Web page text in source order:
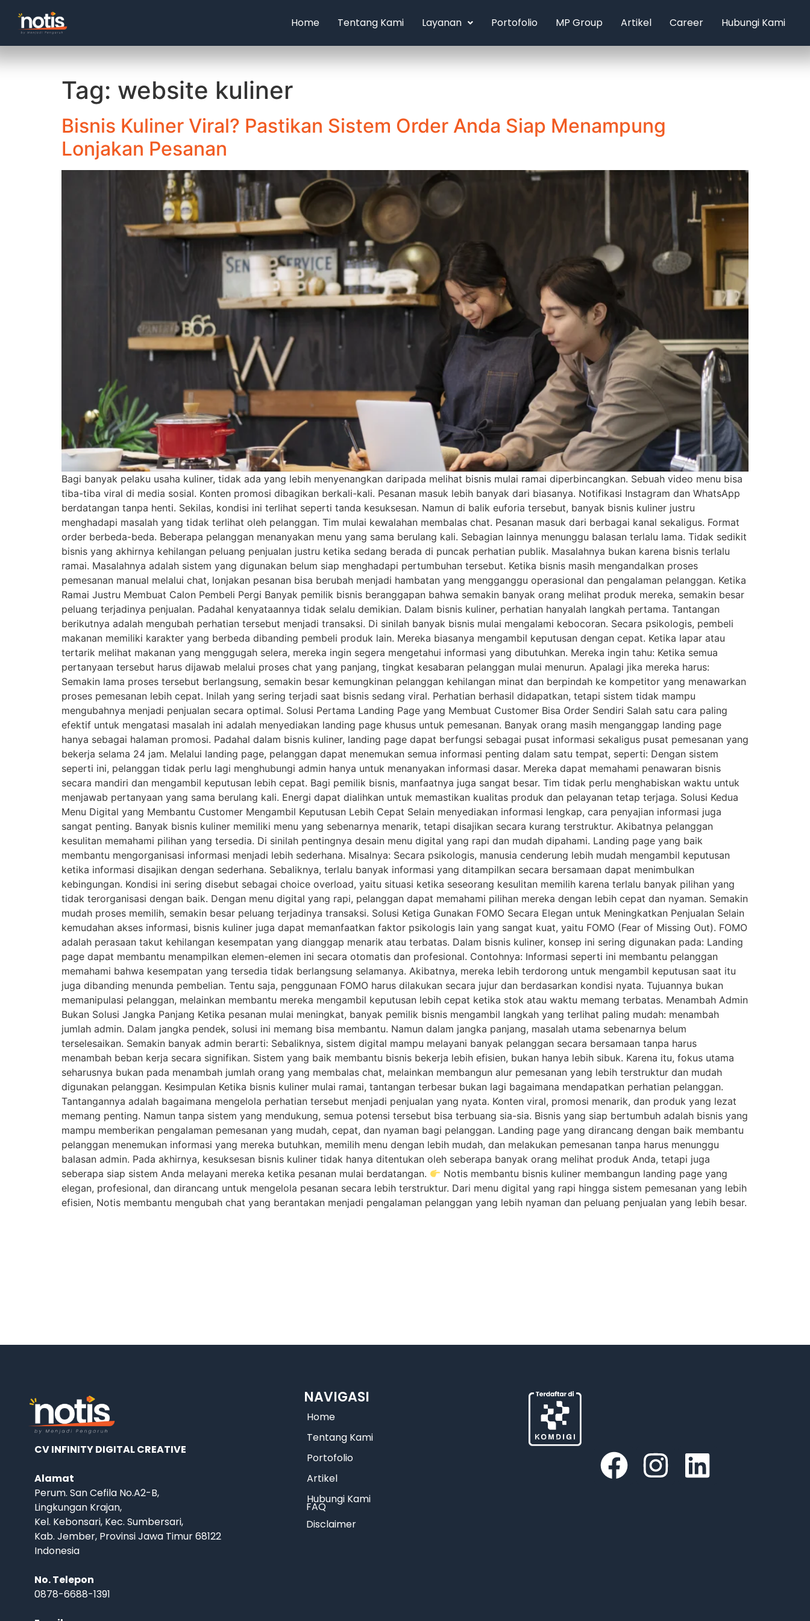
Home Tentang Kami Layanan Portofolio MP Group Artikel Career Hubungi Kami
Tag: website kuliner
Bisnis Kuliner Viral? Pastikan Sistem Order Anda Siap Menampung
Lonjakan Pesanan
Bagi banyak pelaku usaha kuliner, tidak ada yang lebih menyenangkan daripada melihat bisnis mulai ramai diperbincangkan. Sebuah video menu bisa
tiba-tiba viral di media sosial. Konten promosi dibagikan berkali-kali. Pesanan masuk lebih banyak dari biasanya. Notifikasi Instagram dan WhatsApp
berdatangan tanpa henti. Sekilas, kondisi ini terlihat seperti tanda kesuksesan. Namun di balik euforia tersebut, banyak bisnis kuliner justru
menghadapi masalah yang tidak terlihat oleh pelanggan. Tim mulai kewalahan membalas chat. Pesanan masuk dari berbagai kanal sekaligus. Format
order berbeda-beda. Beberapa pelanggan menanyakan menu yang sama berulang kali. Sebagian lainnya menunggu balasan terlalu lama. Tidak sedikit
bisnis yang akhirnya kehilangan peluang penjualan justru ketika sedang berada di puncak perhatian publik. Masalahnya bukan karena bisnis terlalu
ramai. Masalahnya adalah sistem yang digunakan belum siap menghadapi pertumbuhan tersebut. Ketika bisnis masih mengandalkan proses
pemesanan manual melalui chat, lonjakan pesanan bisa berubah menjadi hambatan yang mengganggu operasional dan pengalaman pelanggan. Ketika
Ramai Justru Membuat Calon Pembeli Pergi Banyak pemilik bisnis beranggapan bahwa semakin banyak orang melihat produk mereka, semakin besar
peluang terjadinya penjualan. Padahal kenyataannya tidak selalu demikian. Dalam bisnis kuliner, perhatian hanyalah langkah pertama. Tantangan
berikutnya adalah mengubah perhatian tersebut menjadi transaksi. Di sinilah banyak bisnis mulai mengalami kebocoran. Secara psikologis, pembeli
makanan memiliki karakter yang berbeda dibanding pembeli produk lain. Mereka biasanya mengambil keputusan dengan cepat. Ketika lapar atau
tertarik melihat makanan yang menggugah selera, mereka ingin segera mengetahui informasi yang dibutuhkan. Mereka ingin tahu: Ketika semua
pertanyaan tersebut harus dijawab melalui proses chat yang panjang, tingkat kesabaran pelanggan mulai menurun. Apalagi jika mereka harus:
Semakin lama proses tersebut berlangsung, semakin besar kemungkinan pelanggan kehilangan minat dan berpindah ke kompetitor yang menawarkan
proses pemesanan lebih cepat. Inilah yang sering terjadi saat bisnis sedang viral. Perhatian berhasil didapatkan, tetapi sistem tidak mampu
mengubahnya menjadi penjualan secara optimal. Solusi Pertama Landing Page yang Membuat Customer Bisa Order Sendiri Salah satu cara paling
efektif untuk mengatasi masalah ini adalah menyediakan landing page khusus untuk pemesanan. Banyak orang masih menganggap landing page
hanya sebagai halaman promosi. Padahal dalam bisnis kuliner, landing page dapat berfungsi sebagai pusat informasi sekaligus pusat pemesanan yang
bekerja selama 24 jam. Melalui landing page, pelanggan dapat menemukan semua informasi penting dalam satu tempat, seperti: Dengan sistem
seperti ini, pelanggan tidak perlu lagi menghubungi admin hanya untuk menanyakan informasi dasar. Mereka dapat memahami penawaran bisnis
secara mandiri dan mengambil keputusan lebih cepat. Bagi pemilik bisnis, manfaatnya juga sangat besar. Tim tidak perlu menghabiskan waktu untuk
menjawab pertanyaan yang sama berulang kali. Energi dapat dialihkan untuk memastikan kualitas produk dan pelayanan tetap terjaga. Solusi Kedua
Menu Digital yang Membantu Customer Mengambil Keputusan Lebih Cepat Selain menyediakan informasi lengkap, cara penyajian informasi juga
sangat penting. Banyak bisnis kuliner memiliki menu yang sebenarnya menarik, tetapi disajikan secara kurang terstruktur. Akibatnya pelanggan
kesulitan memahami pilihan yang tersedia. Di sinilah pentingnya desain menu digital yang rapi dan mudah dipahami. Landing page yang baik
membantu mengorganisasi informasi menjadi lebih sederhana. Misalnya: Secara psikologis, manusia cenderung lebih mudah mengambil keputusan
ketika informasi disajikan dengan sederhana. Sebaliknya, terlalu banyak informasi yang ditampilkan secara bersamaan dapat menimbulkan
kebingungan. Kondisi ini sering disebut sebagai choice overload, yaitu situasi ketika seseorang kesulitan memilih karena terlalu banyak pilihan yang
tidak terorganisasi dengan baik. Dengan menu digital yang rapi, pelanggan dapat memahami pilihan mereka dengan lebih cepat dan nyaman. Semakin
mudah proses memilih, semakin besar peluang terjadinya transaksi. Solusi Ketiga Gunakan FOMO Secara Elegan untuk Meningkatkan Penjualan Selain
kemudahan akses informasi, bisnis kuliner juga dapat memanfaatkan faktor psikologis lain yang sangat kuat, yaitu FOMO (Fear of Missing Out). FOMO
adalah perasaan takut kehilangan kesempatan yang dianggap menarik atau terbatas. Dalam bisnis kuliner, konsep ini sering digunakan pada: Landing
page dapat membantu menampilkan elemen-elemen ini secara otomatis dan profesional. Contohnya: Informasi seperti ini membantu pelanggan
memahami bahwa kesempatan yang tersedia tidak berlangsung selamanya. Akibatnya, mereka lebih terdorong untuk mengambil keputusan saat itu
juga dibanding menunda pembelian. Tentu saja, penggunaan FOMO harus dilakukan secara jujur dan berdasarkan kondisi nyata. Tujuannya bukan
memanipulasi pelanggan, melainkan membantu mereka mengambil keputusan lebih cepat ketika stok atau waktu memang terbatas. Menambah Admin
Bukan Solusi Jangka Panjang Ketika pesanan mulai meningkat, banyak pemilik bisnis mengambil langkah yang terlihat paling mudah: menambah
jumlah admin. Dalam jangka pendek, solusi ini memang bisa membantu. Namun dalam jangka panjang, masalah utama sebenarnya belum
terselesaikan. Semakin banyak admin berarti: Sebaliknya, sistem digital mampu melayani banyak pelanggan secara bersamaan tanpa harus
menambah beban kerja secara signifikan. Sistem yang baik membantu bisnis bekerja lebih efisien, bukan hanya lebih sibuk. Karena itu, fokus utama
seharusnya bukan pada menambah jumlah orang yang membalas chat, melainkan membangun alur pemesanan yang lebih terstruktur dan mudah
digunakan pelanggan. Kesimpulan Ketika bisnis kuliner mulai ramai, tantangan terbesar bukan lagi bagaimana mendapatkan perhatian pelanggan.
Tantangannya adalah bagaimana mengelola perhatian tersebut menjadi penjualan yang nyata. Konten viral, promosi menarik, dan produk yang lezat
memang penting. Namun tanpa sistem yang mendukung, semua potensi tersebut bisa terbuang sia-sia. Bisnis yang siap bertumbuh adalah bisnis yang
mampu memberikan pengalaman pemesanan yang mudah, cepat, dan nyaman bagi pelanggan. Landing page yang dirancang dengan baik membantu
pelanggan menemukan informasi yang mereka butuhkan, memilih menu dengan lebih mudah, dan melakukan pemesanan tanpa harus menunggu
balasan admin. Pada akhirnya, kesuksesan bisnis kuliner tidak hanya ditentukan oleh seberapa banyak orang melihat produk Anda, tetapi juga
seberapa siap sistem Anda melayani mereka ketika pesanan mulai berdatangan.
Notis membantu bisnis kuliner membangun landing page yang
elegan, profesional, dan dirancang untuk mengelola pesanan secara lebih terstruktur. Dari menu digital yang rapi hingga sistem pemesanan yang lebih
efisien, Notis membantu mengubah chat yang berantakan menjadi pengalaman pelanggan yang lebih nyaman dan peluang penjualan yang lebih besar.
CV INFINITY DIGITAL CREATIVE
Alamat
Perum. San Cefila No.A2-B,
Lingkungan Krajan,
Kel. Kebonsari, Kec. Sumbersari,
Kab. Jember, Provinsi Jawa Timur 68122
Indonesia
No. Telepon
0878-6688-1391
NAVIGASI
Home
Tentang Kami
Portofolio
Artikel
Hubungi Kami
FAQ
Disclaimer